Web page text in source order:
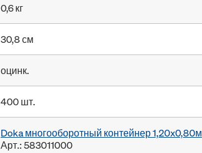
0,6 кг
30,8 см
оцинк.
400 шт.
Doka многооборотный контейнер 1,20x0,80м
Арт.: 583011000